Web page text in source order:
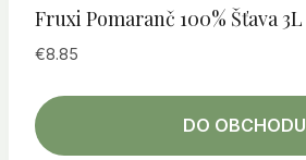
Fruxi Pomaranč 100% Šťava 3L
€8.85
DO OBCHODU